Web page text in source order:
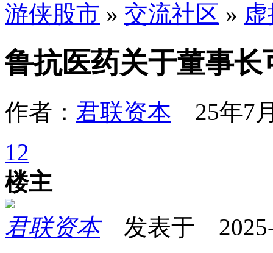
游侠股市 » 交流社区 »
鲁抗医药关于董事
作者： 君联资本 25年7
12
楼主
君联资本发表于 2025-